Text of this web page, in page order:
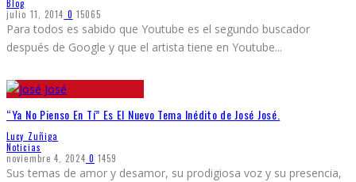
Blog
julio 11, 2014 0 15065
Para todos es sabido que Youtube es el segundo buscador
después de Google y que el artista tiene en Youtube...
“Ya No Pienso En Tí” Es El Nuevo Tema Inédito de José José.
Lucy Zuñiga
Noticias
noviembre 4, 2024 0 1459
Sus temas de amor y desamor, su prodigiosa voz y su presencia,